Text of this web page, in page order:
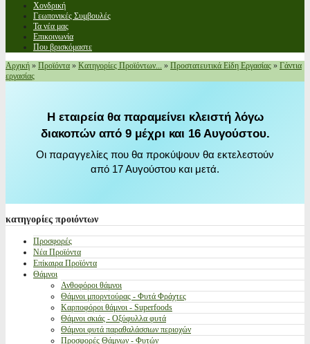
Χονδρική
Γεωπονικές Συμβουλές
Τα νέα μας
Επικοινωνία
Που βρισκόμαστε
Αρχική » Προϊόντα » Κατηγορίες Προϊόντων... » Προστατευτικά Είδη Εργασίας » Γάντια
εργασίας
Η εταιρεία θα παραμείνει κλειστή λόγω
διακοπών από 9 μέχρι και 16 Αυγούστου.
Οι παραγγελίες που θα προκύψουν θα εκτελεστούν
από 17 Αυγούστου και μετά.
κατηγορίες προιόντων
Προσφορές
Νέα Προϊόντα
Επίκαιρα Προϊόντα
Θάμνοι
Ανθοφόροι θάμνοι
Θάμνοι μπορντούρας - Φυτά Φράχτες
Καρποφόροι θάμνοι - Superfoods
Θάμνοι σκιάς - Οξύφυλλα φυτά
Θάμνοι φυτά παραθαλάσσιων περιοχών
Προσφορές Θάμνων - Φυτών